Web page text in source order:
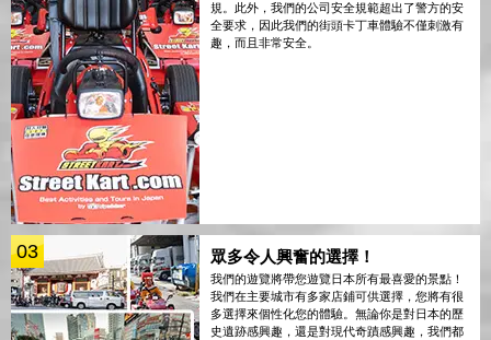
規。此外，我們的公司安全規範超出了警方的安
全要求，因此我們的街頭卡丁車體驗不僅刺激有
趣，而且非常安全。
03 眾多令人興奮的選擇！
我們的遊覽將帶您遊覽日本所有最喜愛的景點！
我們在主要城市有多家店鋪可供選擇，您將有很
多選擇來個性化您的體驗。無論你是對日本的歷
史遺跡感興趣，還是對現代奇蹟感興趣，我們都